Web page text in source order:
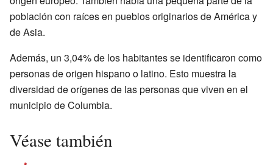
población con raíces en pueblos originarios de América y
de Asia.
Además, un 3,04% de los habitantes se identificaron como
personas de origen hispano o latino. Esto muestra la
diversidad de orígenes de las personas que viven en el
municipio de Columbia.
Véase también